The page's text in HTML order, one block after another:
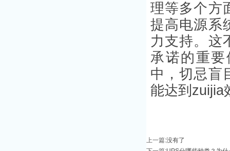
理等多个方
提高电源系
力支持。这
承诺的重要
中，切忌盲
能达到zuijia
上一篇:没有了